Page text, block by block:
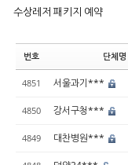
수상레저 패키지 예약
번호 단체명
4851 서울과기***
4850 강서구청***
4849 대찬병원***